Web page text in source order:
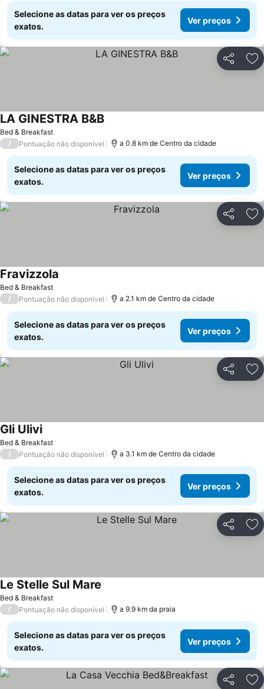
Selecione as datas para ver os preços
exatos.
Ver preços
Partilhar
Bed & Breakfast
LA GINESTRA B&B
/ Pontuação não disponível a 0.8 km de Centro da cidade
Selecione as datas para ver os preços
exatos.
Ver preços
Partilhar
Bed & Breakfast
Fravizzola
/ Pontuação não disponível a 2.1 km de Centro da cidade
Selecione as datas para ver os preços
exatos.
Ver preços
Partilhar
Bed & Breakfast
Gli Ulivi
/ Pontuação não disponível a 3.1 km de Centro da cidade
Selecione as datas para ver os preços
exatos.
Ver preços
Partilhar
Bed & Breakfast
Le Stelle Sul Mare
/ Pontuação não disponível a 9.9 km da praia
Selecione as datas para ver os preços
exatos.
Ver preços
Partilhar